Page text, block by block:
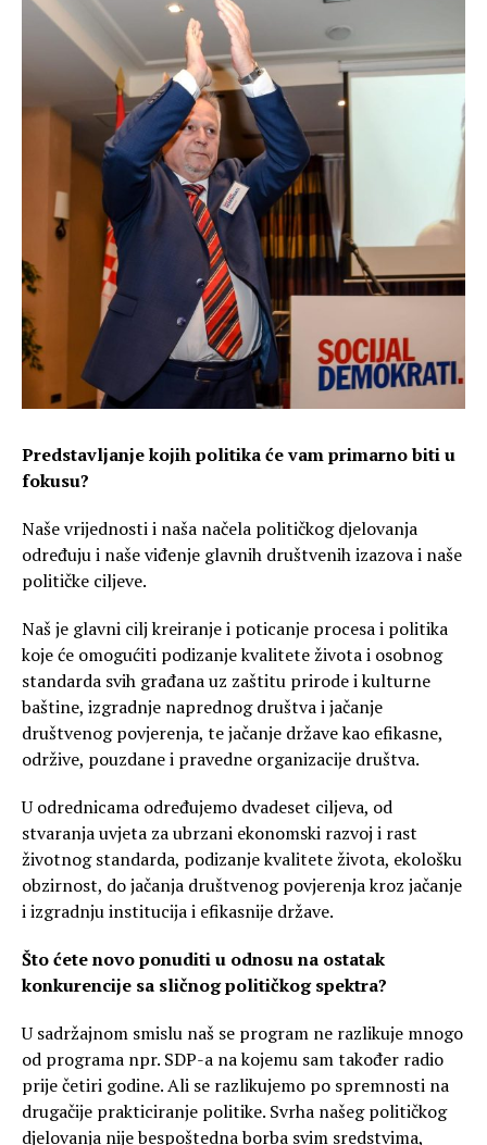
Predstavljanje kojihpolitika će vam primarno biti u
fokusu?
Naše vrijednosti i naša načela političkog djelovanja
određuju i naše viđenje glavnih društvenih izazova i naše
političke ciljeve.
Naš je glavni cilj kreiranje i poticanje procesa i politika
koje će omogućiti podizanje kvalitete života i osobnog
standarda svih građana uz zaštitu prirode i kulturne
baštine, izgradnje naprednog društva i jačanje
društvenog povjerenja, te jačanje države kao efikasne,
održive, pouzdane i pravedne organizacije društva.
U odrednicama određujemo dvadeset ciljeva, od
stvaranja uvjeta za ubrzani ekonomski razvoj i rast
životnog standarda, podizanje kvalitete života, ekološku
obzirnost, do jačanja društvenog povjerenja kroz jačanje
i izgradnju institucija i efikasnije države.
Što ćete novo ponuditi u odnosu na ostatak
konkurencije sa sličnog političkog spektra?
U sadržajnom smislu naš se program ne razlikuje mnogo
od programa npr. SDP-a na kojemu sam također radio
prije četiri godine. Ali se razlikujemo po spremnosti na
drugačije prakticiranje politike. Svrha našeg političkog
djelovanja nije bespoštedna borba svim sredstvima,